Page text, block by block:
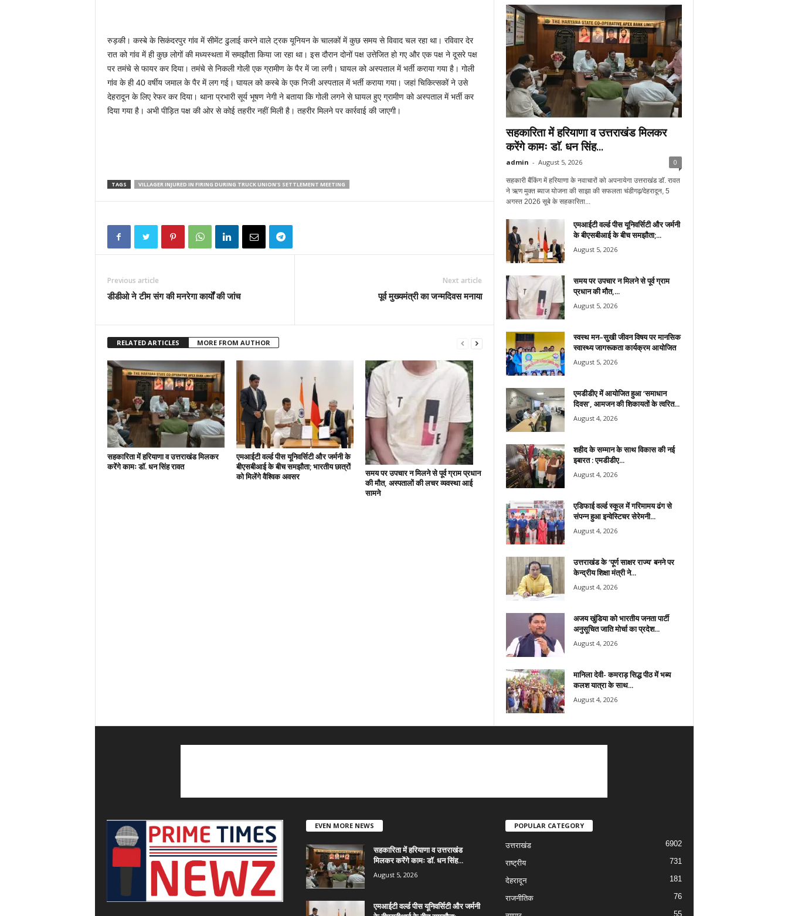
रुड़की। कस्बे के सिकंदरपुर गांव में सीमेंट ढुलाई करने वाले ट्रक यूनियन के चालकों में कुछ समय से विवाद चल रहा था। रविवार देर
रात को गांव में ही कुछ लोगों की मध्यस्थता में समझौता किया जा रहा था। इस दौरान दोनों पक्ष उत्तेजित हो गए और एक पक्ष ने दूसरे पक्ष
पर तमंचे से फायर कर दिया। तमंचे से निकली गोली एक ग्रामीण के पैर में जा लगी। घायल को अस्पताल में भर्ती कराया गया है। गोली
गांव के ही 40 वर्षीय जमाल के पैर में लग गई। घायल को कस्बे के एक निजी अस्पताल में भर्ती कराया गया। जहां चिकित्सकों ने उसे
देहरादून के लिए रेफर कर दिया। थाना प्रभारी सूर्य भूषण नेगी ने बताया कि गोली लगने से घायल हुए ग्रामीण को अस्पताल में भर्ती कर
दिया गया है। अभी पीड़ित पक्ष की ओर से कोई तहरीर नहीं मिली है। तहरीर मिलने पर कार्रवाई की जाएगी।
TAGS VILLAGER INJURED IN FIRING DURING TRUCK UNION'S SETTLEMENT MEETING
Previous article
डीडीओ ने टीम संग की मनरेगा कार्यों की जांच
Next article
पूर्व मुख्यमंत्री का जन्मदिवस मनाया
RELATED ARTICLES MORE FROM AUTHOR
सहकारिता में हरियाणा व उत्तराखंड मिलकर
करेंगे कामः डाॅ. धन सिंह रावत
एमआईटी वर्ल्ड पीस यूनिवर्सिटी और जर्मनी के
बीएसबीआई के बीच समझौता; भारतीय छात्रों
को मिलेंगे वैश्विक अवसर
समय पर उपचार न मिलने से पूर्व ग्राम प्रधान
की मौत, अस्पतालों की लचर व्यवस्था आई
सामने
सहकारिता में हरियाणा व उत्तराखंड मिलकर
करेंगे कामः डाॅ. धन सिंह...
admin - August 5, 2026 0
सहकारी बैंकिंग में हरियाणा के नवाचारों को अपनायेगा उत्तराखंड डाॅ. रावत
ने ऋण मुक्त ब्याज योजना की साझा की सफलता चंडीगढ़/देहरादून, 5
अगस्त 2026 सूबे के सहकारिता...
एमआईटी वर्ल्ड पीस यूनिवर्सिटी और जर्मनी
के बीएसबीआई के बीच समझौता;...
August 5, 2026
समय पर उपचार न मिलने से पूर्व ग्राम
प्रधान की मौत,...
August 5, 2026
स्वस्थ मन–सुखी जीवन विषय पर मानसिक
स्वास्थ्य जागरूकता कार्यक्रम आयोजित
August 5, 2026
एमडीडीए में आयोजित हुआ ‘समाधान
दिवस’, आमजन की शिकायतों के त्वरित...
August 4, 2026
शहीद के सम्मान के साथ विकास की नई
इबारत : एमडीडीए...
August 4, 2026
एडिफाई वर्ल्ड स्कूल में गरिमामय ढंग से
संपन्न हुआ इन्वेस्टिचर सेरेमनी...
August 4, 2026
उत्तराखंड के ‘पूर्ण साक्षर राज्य’ बनने पर
केन्द्रीय शिक्षा मंत्री ने...
August 4, 2026
अजय खुंडिया को भारतीय जनता पार्टी
अनुसूचित जाति मोर्चा का प्रदेश...
August 4, 2026
मानिला देवी- कमराड़ सिद्ध पीठ में भब्य
कलश यात्रा के साथ...
August 4, 2026
EVEN MORE NEWS
सहकारिता में हरियाणा व उत्तराखंड
मिलकर करेंगे कामः डाॅ. धन सिंह...
August 5, 2026
एमआईटी वर्ल्ड पीस यूनिवर्सिटी और जर्मनी
POPULAR CATEGORY
उत्तराखंड 6902
राष्ट्रीय 731
देहरादून 181
राजनीतिक 76
55